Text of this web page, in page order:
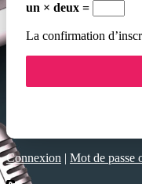
un × deux =
La confirmation
Connexion | Mot de passe